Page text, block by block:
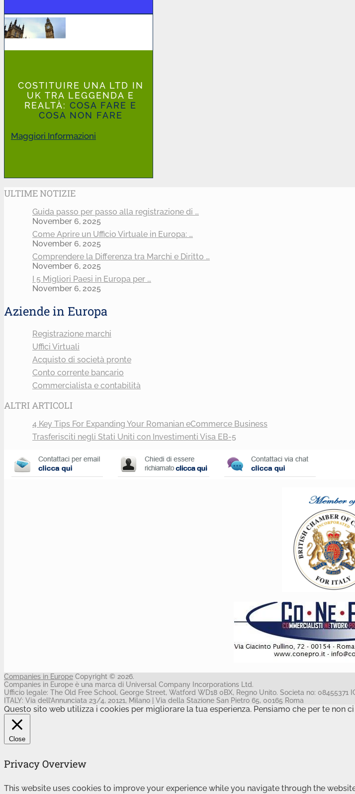
COSTITUIRE UNA LTD IN
UK TRA LEGGENDA E
REALTÀ: COSA FARE E
COSA NON FARE
Maggiori Informazioni
ULTIME NOTIZIE
Guida passo per passo alla registrazione di …
November 6, 2025
Come Aprire un Ufficio Virtuale in Europa: …
November 6, 2025
Comprendere la Differenza tra Marchi e Diritto …
November 6, 2025
I 5 Migliori Paesi in Europa per …
November 6, 2025
Aziende in Europa
Registrazione marchi
Uffici Virtuali
Acquisto di società pronte
Conto corrente bancario
Commercialista e contabilità
ALTRI ARTICOLI
4 Key Tips For Expanding Your Romanian eCommerce Business
Trasferisciti negli Stati Uniti con Investimenti Visa EB-5
Companies in Europe Copyright © 2026.
Companies in Europe è una marca di Universal Company Incorporations Ltd.
Ufficio legale: The Old Free School, George Street, Watford WD18 0BX, Regno Unito. Societa no: 08455371
ITALY: Via dell’Annunciata 23/4, 20121, Milano | Via della Stazione San Pietro 65, 00165 Roma
Questo sito web utilizza i cookies per migliorare la tua esperienza. Pensiamo che per te non
Close
Privacy Overview
This website uses cookies to improve your experience while you navigate through the